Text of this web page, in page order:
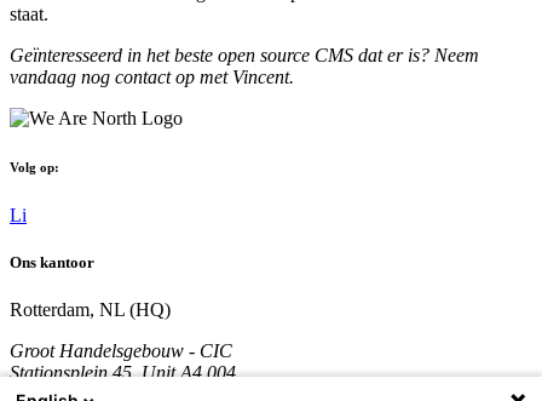
staat.
Geïnteresseerd in het beste open source CMS dat er is? Neem
vandaag nog contact op met Vincent.
Volg op:
Li
Ons kantoor
Rotterdam, NL (HQ)
Groot Handelsgebouw - CIC
Stationsplein 45, Unit A4.004
3013 AK Rotterdam